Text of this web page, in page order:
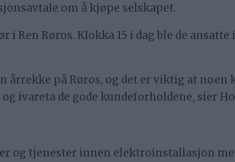
om å kjøpe selskapet.
Røros. Klokka 15 i dag ble de ansatte
årrekke på Røros, og det er viktig at
ivareta de gode kundeforholdene, sier
og tjenester innen elektroinstallasjon